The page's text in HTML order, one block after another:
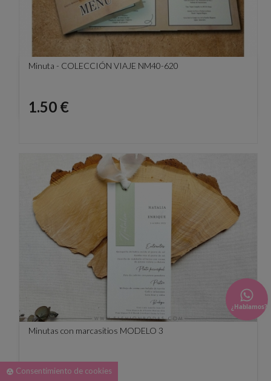
Minuta - COLECCIÓN VIAJE NM40-620
Precio
1.50 €
Minutas con marcasitios MODELO 3
Precio
2.50 €
¿Hablamos?
group_work Consentimiento de cookies